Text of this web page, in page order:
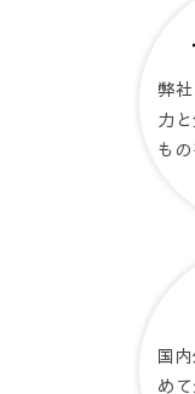
弊
力
もの
国
め